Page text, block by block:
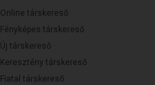
Online társkereső
Fényképes társkereső
Új társkereső
Keresztény társkereső
Fiatal társkereső